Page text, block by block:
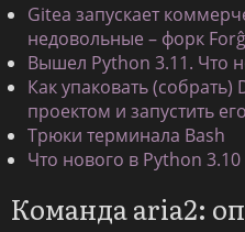
Gitea запускает
недовольные – форк
Вышел Python 3.11. Что
Как упаковать
проектом и запустить его
Трюки терминала Bash
Что нового в Python 3.10
Команда aria2: